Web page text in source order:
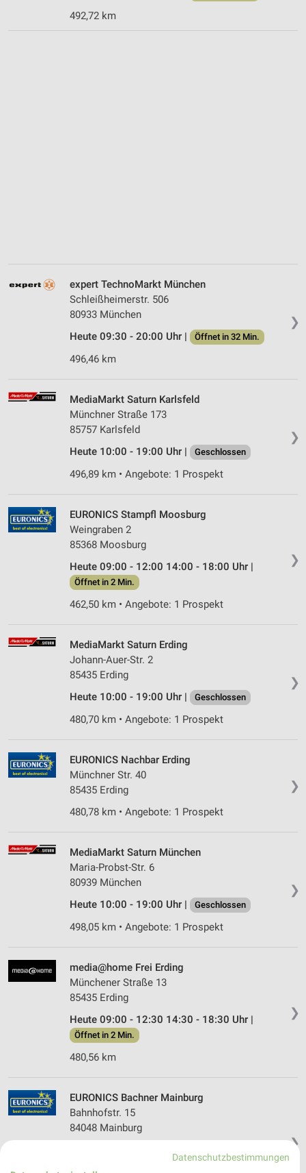
492,72 km
❯
expert TechnoMarkt München
Schleißheimerstr. 506
80933 München
Heute 09:30 - 20:00 Uhr |
Öffnet in 32 Min.
496,46 km
❯
MediaMarkt Saturn Karlsfeld
Münchner Straße 173
85757 Karlsfeld
Heute 10:00 - 19:00 Uhr |
Geschlossen
496,89 km • Angebote: 1 Prospekt
❯
EURONICS Stampfl Moosburg
Weingraben 2
85368 Moosburg
Heute 09:00 - 12:00 14:00 - 18:00 Uhr |
Öffnet in 2 Min.
462,50 km • Angebote: 1 Prospekt
❯
MediaMarkt Saturn Erding
Johann-Auer-Str. 2
85435 Erding
Heute 10:00 - 19:00 Uhr |
Geschlossen
480,70 km • Angebote: 1 Prospekt
❯
EURONICS Nachbar Erding
Münchner Str. 40
85435 Erding
480,78 km • Angebote: 1 Prospekt
❯
MediaMarkt Saturn München
Maria-Probst-Str. 6
80939 München
Heute 10:00 - 19:00 Uhr |
Geschlossen
498,05 km • Angebote: 1 Prospekt
❯
media@home Frei Erding
Münchener Straße 13
85435 Erding
Heute 09:00 - 12:30 14:30 - 18:30 Uhr |
Öffnet in 2 Min.
480,56 km
❯
EURONICS Bachner Mainburg
Bahnhofstr. 15
84048 Mainburg
Datenschutzbestimmungen